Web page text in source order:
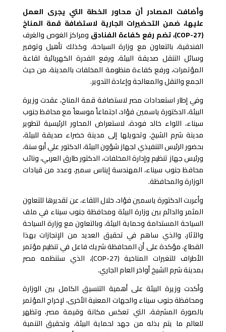
وأضافت المصادر أن محاور الخطة التي يجرى العمل
عليها، ضمن التحضيرات الجارية لاستضافة قمة المناخ
(
COP-27)،تضم رفع كفاءة الفنادق ومراكز الغوص والغرف
الفندقية، بالتعاون مع وزارة السياحة، وكذلك تأهيل وتوفير
وسائل التنقل صديقة البيئة، ورفع القدرة الكهربائية لقاعة
المؤتمرات، ورفع كفاءة منظومة المخلفات بالمدينة، من حيث
الجمع والنقل والمعالجة وإعادة التدوير.
وفي إطار استعدادات مصر لاستضافة قمة المناخ، عقدت وزيرة
البيئة، الدكتورة ياسمين فؤاد، اجتماعاً موسعاً مع محافظ جنوب
سيناء، اللواء خالد فودة، لاستعراض المحاور الرئيسية لتطوير
مدينة شرم الشيخ، وتحويلها إلى مدينة خضراء صديقة للبيئة،
بحضور الرئيس التنفيذي لجهاز شؤون البيئة، الدكتور علي أبو سنة،
ورئيس جهاز تنظيم وإدارة المخلفات، الدكتور طارق العربي، ونائب
محافظ جنوب سيناء، المهندسة إيناس سمير، وعدد من قيادات
الوزارة والمحافظة.
وأعربت الدكتورة ياسمين فؤاد، خلال اللقاء، عن تقديرها للتعاون
المثمر والدائم بين وزارة البيئة ومحافظة جنوب سيناء في ملف
السياحة المستدامة وحماية البيئة، وبالتعاون مع وزارة السياحة
والآثار، والذي ساهم في تحقيق العديد من الإنجازات بهذا
القطاع، مؤكدة على أن المحافظة شريك فاعل في تنظيم مؤتمر
الأطراف للتغيرات المناخية (COP-27)، الذي ستنظمه مصر
بمدينة شرم الشيخ أواخر العام الجاري.
وأكدت وزيرة البيئة على أهمية التنسيق الكامل بين الوزارة
ومحافظة جنوب سيناء والجهات المعنية الأخرى، لإخراج المؤتمر
بالصورة المشرفة، التي تعكس مكانة وقيمة مصر، وتظهر
للعالم ما يتم بذله من جهد لحماية البيئة، وتحقيق التنمية